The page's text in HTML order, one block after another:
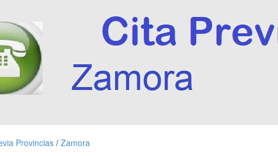
Provincias / Zamora